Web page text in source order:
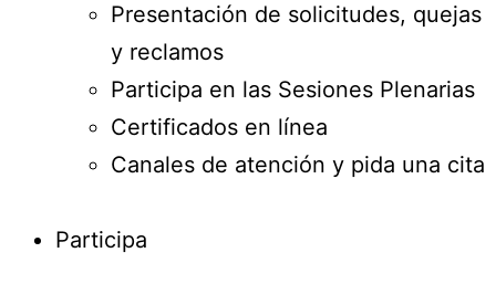
Presentación de solicitudes, quejas
y reclamos
Participa en las Sesiones Plenarias
Certificados en línea
Canales de atención y pida una cita
Participa